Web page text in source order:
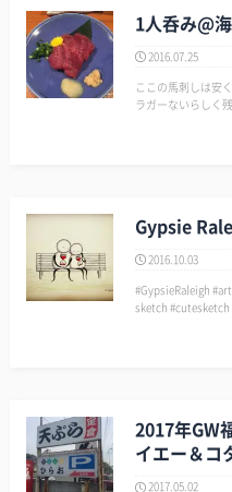
1人呑み@
2016.07.25
ここの馬刺しは安
ラガーないらしく残念。 ▼海鮮呑屋日本橋 国立店 - 国
Gypsie
2016.10.03
#GypsieRaleigh
sketch
2017年GW
イエー＆コ
2017.05.02